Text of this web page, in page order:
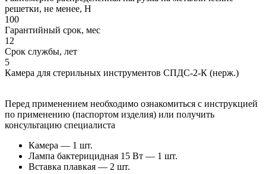
решетки, не менее, Н
100
Гарантийный срок, мес
12
Срок службы, лет
5
Камера для стерильных инструментов СПДС-2-К (нерж.)
Перед применением необходимо ознакомиться с инструкцией
по применению (паспортом изделия) или получить
консультацию специалиста
Камера — 1 шт.
Лампа бактерицидная 15 Вт — 1 шт.
Вставка плавкая — 2 шт.